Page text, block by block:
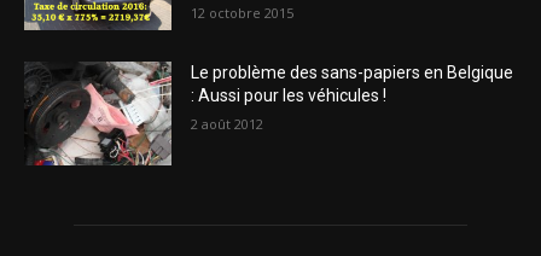
12 octobre 2015
Le problème des sans-papiers en Belgique
: Aussi pour les véhicules !
2 août 2012